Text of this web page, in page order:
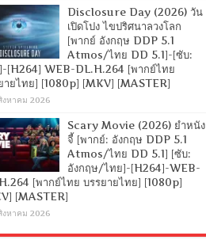
Disclosure Day (2026) วัน
เปิดโปง ไขปริศนาลวงโลก
[พากย์ อังกฤษ DDP 5.1
Atmos/ไทย DD 5.1]-[ซับ:
[H264] WEB-DL.H.264 [พากย์ไทย
ายไทย] [1080p] [MKV] [MASTER]
งหาคม 2026
Scary Movie (2026) ยำหนัง
จี้ [พากย์: อังกฤษ DDP 5.1
Atmos/ไทย DD 5.1] [ซับ:
อังกฤษ/ไทย]-[H264]-WEB-
[พากย์ไทย บรรยายไทย] [1080p]
[MASTER]
งหาคม 2026